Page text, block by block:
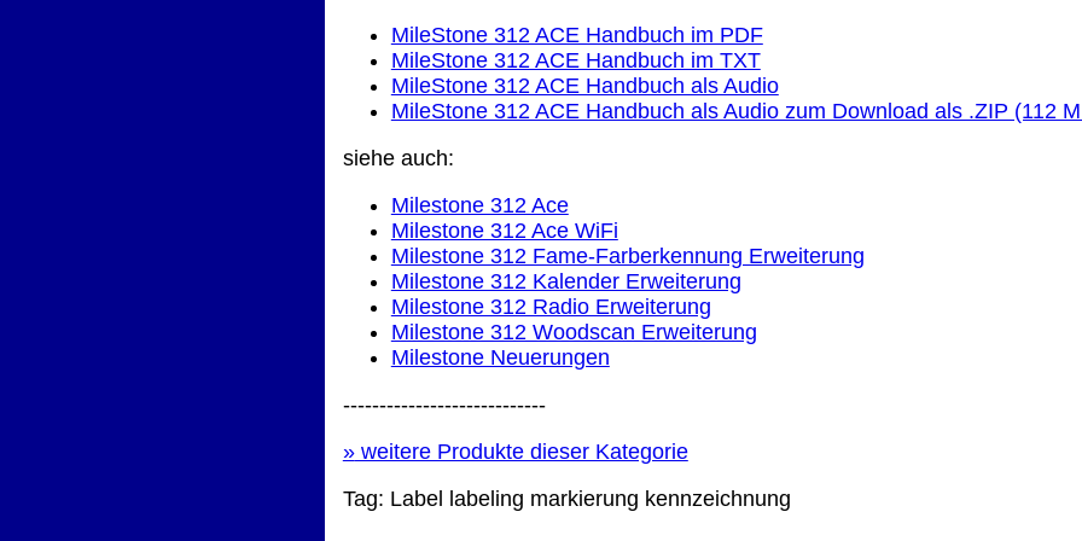
MileStone 312 ACE Handbuch im PDF
MileStone 312 ACE Handbuch im TXT
MileStone 312 ACE Handbuch als Audio
MileStone 312 ACE Handbuch als Audio zum Download als .ZIP (112
siehe auch:
Milestone 312 Ace
Milestone 312 Ace WiFi
Milestone 312 Fame-Farberkennung Erweiterung
Milestone 312 Kalender Erweiterung
Milestone 312 Radio Erweiterung
Milestone 312 Woodscan Erweiterung
Milestone Neuerungen
----------------------------
»weitere Produkte dieser Kategorie
Tag: Label labeling markierung kennzeichnung